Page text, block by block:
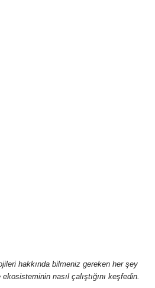
hakkında bilmeniz gereken her şey
nasıl çalıştığını keşfedin.